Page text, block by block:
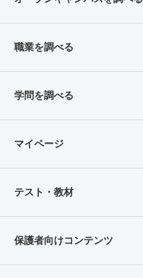
職業を調べる
学問を調べる
マイページ
テスト・教材
保護者向けコンテンツ